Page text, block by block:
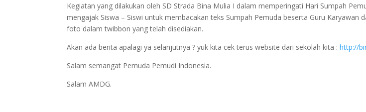
Kegiatan yang dilakukan oleh SD Strada Bina Mulia I dalam memperingati Hari Sumpah
mengajak Siswa – Siswi untuk membacakan teks Sumpah Pemuda beserta Guru Karyawan
foto dalam twibbon yang telah disediakan.
Akan ada berita apalagi ya selanjutnya ? yuk kita cek terus website dari sekolah kita :http://
Salam semangat Pemuda Pemudi Indonesia.
Salam AMDG.